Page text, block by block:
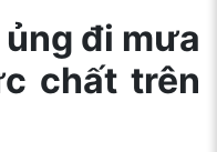
đi mưa
chất trên